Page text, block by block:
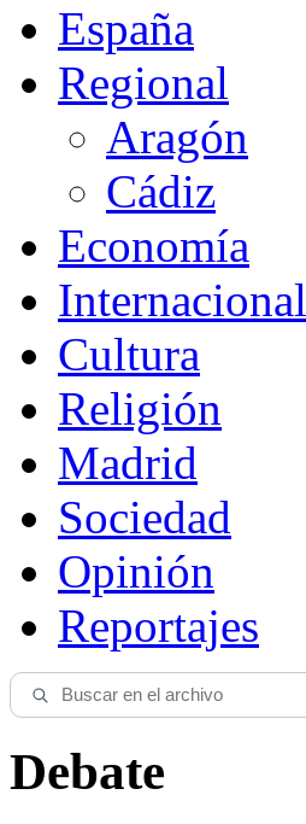
España
Regional
Aragón
Cádiz
Economía
Internacional
Cultura
Religión
Madrid
Sociedad
Opinión
Reportajes
Debate